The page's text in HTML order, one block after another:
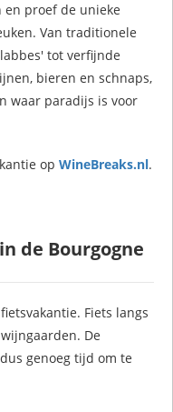
proef de unieke
Van traditionele
tot verfijnde
bieren en schnaps,
waar paradijs is voor
op WineBreaks.nl.
de Bourgogne
Fiets langs
De
genoeg tijd om te